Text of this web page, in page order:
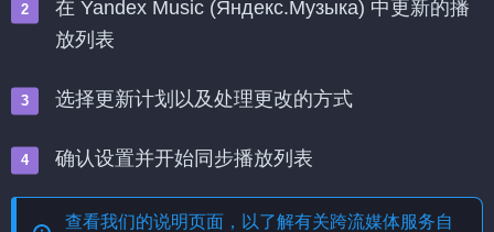
在 Yandex Music (Яндекс.Музыка) 中更新的播
放列表
选择更新计划以及处理更改的方式
确认设置并开始同步播放列表
查看我们的说明页面，以了解有关跨流媒体服务自